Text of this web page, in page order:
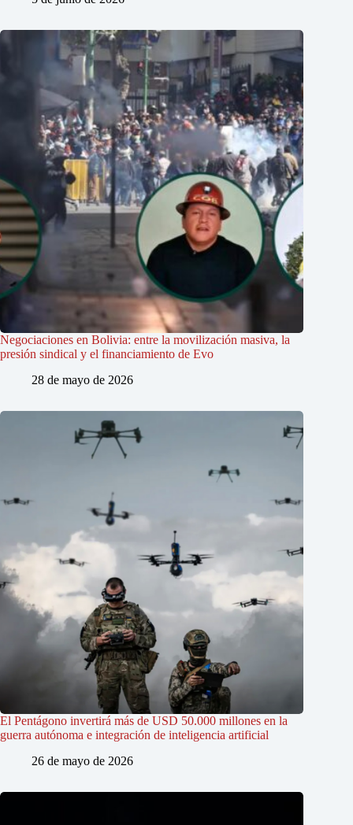
Negociaciones en Bolivia: entre la movilización masiva, la
presión sindical y el financiamiento de Evo
28 de mayo de 2026
El Pentágono invertirá más de USD 50.000 millones en la
guerra autónoma e integración de inteligencia artificial
26 de mayo de 2026